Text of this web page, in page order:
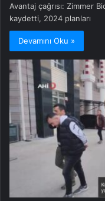
Avantaj çağrısı: Zimmer
kaydetti, 2024 planları
Devamını Oku »